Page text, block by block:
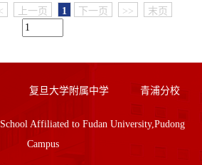
上一页 1 下一页 >> 末页
复旦大学附属中学 青浦分校
Affiliated to Fudan University,Pudong
Campus